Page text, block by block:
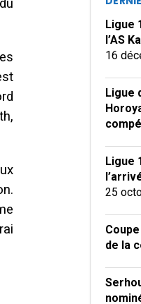
Ligue
l’AS
16
Ligue
Ligue
25
de la